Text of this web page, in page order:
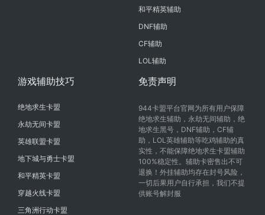
和平精英辅助
DNF辅助
CF辅助
LOL辅助
游戏辅助技巧
绝地求生卡盟
永劫无间卡盟
英雄联盟卡盟
地下城与勇士卡盟
和平精英卡盟
穿越火线卡盟
三角洲行动卡盟
免责声明
944卡盟平台官网为所有用户保障
绝地求生辅助，永劫无间辅助，绝
地求生黑号，DNF辅助，CF辅
助，LOL英雄辅助等吃鸡辅助的真
实性，不能保障绝地求生卡盟辅助
100%稳定性。辅助卡密售出不可
退换！外挂辅助均存在封号风险，
一切后果用户自行承担，我们不提
供账号解封服